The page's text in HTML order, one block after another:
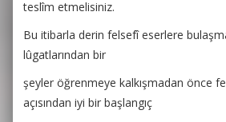
teslîm etmelisiniz.
Bu itibarla derin felsefî eserlere
lûgatlarından bir
şeyler öğrenmeye kalkışmadan önce
açısından iyi bir başlangıç